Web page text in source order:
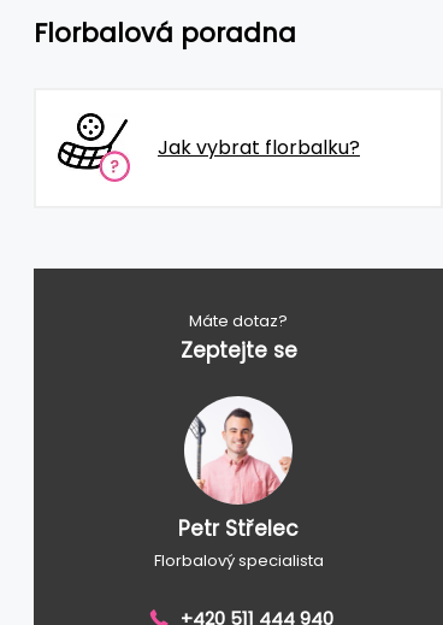
Florbalová poradna
Jak vybrat florbalku?
Máte dotaz?
Zeptejte se
Petr Střelec
Florbalový specialista
+420 511 444 940